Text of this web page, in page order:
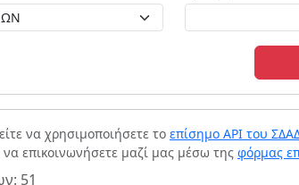
να χρησιμοποιήσετε το επίσημο API του
να επικοινωνήσετε μαζί μας μέσω της φόρμας
51